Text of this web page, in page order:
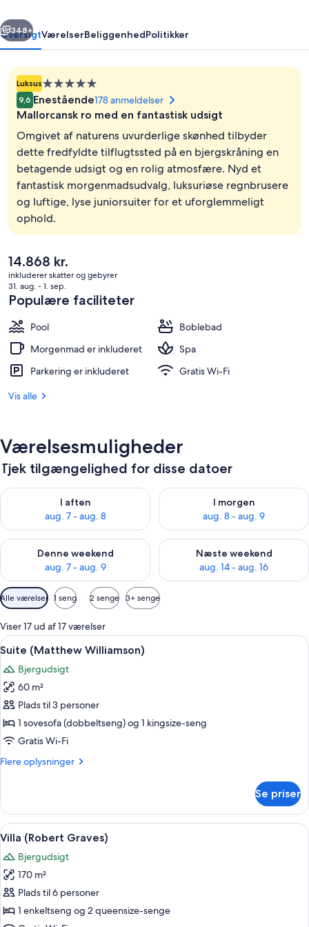
Luftfoto
Næste
348+
OversigtVærelserBeliggenhedPolitikker
LuksusOvernatningssted
med
5.0
9,6 Enestående178 anmeldelser
Mallorcansk ro med en fantastisk udsigt
Omgivet af naturens uvurderlige skønhed tilbyder
dette fredfyldte tilflugtssted på en bjergskråning en
betagende udsigt og en rolig atmosfære. Nyd et
fantastisk morgenmadsudvalg, luksuriøse regnbrusere
og luftige, lyse juniorsuiter for et uforglemmeligt
ophold.
Den
nuværende
pris
er
14.868 kr.
14.868 kr.
inkluderer skatter og gebyrer
31. aug. - 1. sep.
Populære faciliteter
Pool
Boblebad
Morgenmad er inkluderet
Spa
Parkering er inkluderet
Gratis Wi-Fi
Vis alle
Værelsesmuligheder
Tjek tilgængelighed for disse datoer
I aften
aug. 7 - aug. 8
Tjek tilgængelighed for i aften aug. 7 - aug. 8
I morgen
aug. 8 - aug. 9
Tjek tilgængelighed for i
Denne weekend
aug. 7 - aug. 9
Tjek tilgængelighed for denne weekend aug. 7 - aug. 9
Næste weekend
aug. 14 - aug. 16
Tjek tilgængelighed for næste
Tilgængelige
filtre
for
værelser
Alle værelser 1 seng 2 senge 3+ senge
Viser 17 ud af 17 værelser
Indlæs
alle
billeder
af
Suite
(Matthew
Williamson)
Suite (Matthew Williamson) |
27
Suite (Matthew Williamson)
Bjergudsigt
60 m²
Plads til 3 personer
1 sovesofa (dobbeltseng) og 1 kingsize-seng
Gratis Wi-Fi
Flere oplysninger
Flere
(Matthew
Williamson)
Se priser
Indlæs
alle
billeder
af
Villa
(Robert
Villa (Robert Graves) | Premium-
29
Villa (Robert Graves)
Bjergudsigt
170 m²
Plads til 6 personer
1 enkeltseng og 2 queensize-senge